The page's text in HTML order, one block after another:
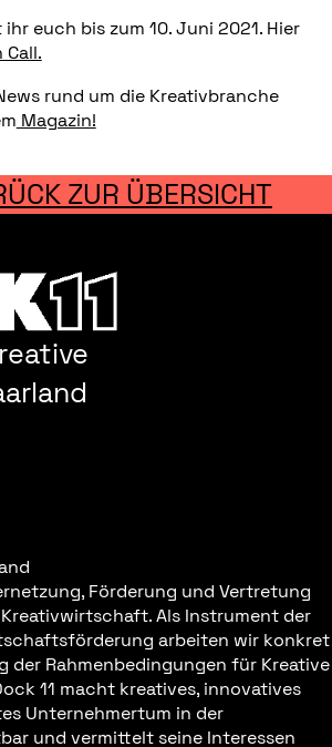
euch bis zum 10. Juni 2021. Hier
Call.
rund um die Kreativbranche
Magazin!
ZUR ÜBERSICHT
Förderung und Vertretung
Als Instrument der
arbeiten wir konkret
der Rahmenbedingungen für Kreative
11 macht kreatives, innovatives
Unternehmertum in der
und vermittelt seine Interessen